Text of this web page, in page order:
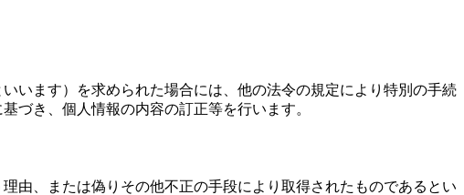
います）を求められた場合には、他の法令の規定により特別の手続
づき、個人情報の内容の訂正等を行います。
由、または偽りその他不正の手段により取得されたものであるとい